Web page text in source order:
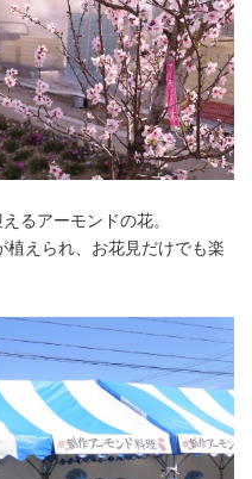
るアーモンドの花。
えられ、お花見だけでも楽